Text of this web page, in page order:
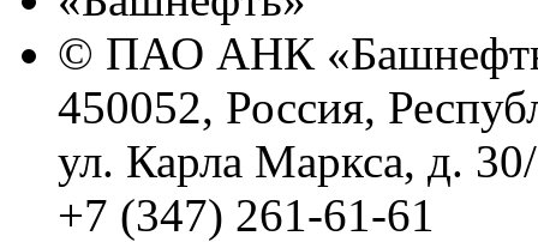
© ПАО АНК
450052, Россия,
ул. Карла Маркса, д.
+7 (347) 261-61-61